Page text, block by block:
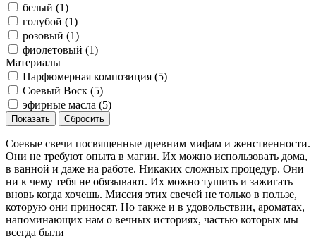
белый (1)
голубой (1)
розовый (1)
фиолетовый (1)
Материалы
Парфюмерная композиция (5)
Соевый Воск (5)
эфирные масла (5)
Соевые свечи посвященные древним мифам и женственности.
Они не требуют опыта в магии. Их можно использовать дома,
в ванной и даже на работе. Никаких сложных процедур. Они
ни к чему тебя не обязывают. Их можно тушить и зажигать
вновь когда хочешь. Миссия этих свечей не только в пользе,
которую они приносят. Но также и в удовольствии, ароматах,
напоминающих нам о вечных историях, частью которых мы
всегда были